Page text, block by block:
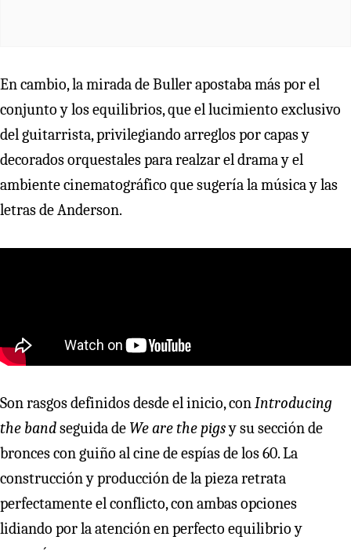
En cambio, la mirada de Buller apostaba más por el
conjunto y los equilibrios, que el lucimiento exclusivo
del guitarrista, privilegiando arreglos por capas y
decorados orquestales para realzar el drama y el
ambiente cinematográfico que sugería la música y las
letras de Anderson.
Son rasgos definidos desde el inicio, conIntroducing
the bandseguida de We are the pigsy su sección de
bronces con guiño al cine de espías de los 60. La
construcción y producción de la pieza retrata
perfectamente el conflicto, con ambas opciones
lidiando por la atención en perfecto equilibrio y